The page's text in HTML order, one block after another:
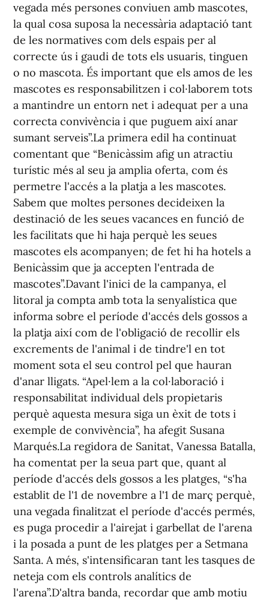
vegada més persones conviuen amb mascotes,
la qual cosa suposa la necessària adaptació tant
de les normatives com dels espais per al
correcte ús i gaudi de tots els usuaris, tinguen
o no mascota. És important que els amos de les
mascotes es responsabilitzen i col·laborem tots
a mantindre un entorn net i adequat per a una
correcta convivència i que puguem així anar
sumant serveis”.La primera edil ha continuat
comentant que “Benicàssim afig un atractiu
turístic més al seu ja amplia oferta, com és
permetre l'accés a la platja a les mascotes.
Sabem que moltes persones decideixen la
destinació de les seues vacances en funció de
les facilitats que hi haja perquè les seues
mascotes els acompanyen; de fet hi ha hotels a
Benicàssim que ja accepten l'entrada de
mascotes”.Davant l'inici de la campanya, el
litoral ja compta amb tota la senyalística que
informa sobre el període d'accés dels gossos a
la platja així com de l'obligació de recollir els
excrements de l'animal i de tindre'l en tot
moment sota el seu control pel que hauran
d'anar lligats. “Apel·lem a la col·laboració i
responsabilitat individual dels propietaris
perquè aquesta mesura siga un èxit de tots i
exemple de convivència”, ha afegit Susana
Marqués.La regidora de Sanitat, Vanessa Batalla,
ha comentat per la seua part que, quant al
període d'accés dels gossos a les platges, “s'ha
establit de l'1 de novembre a l'1 de març perquè,
una vegada finalitzat el període d'accés permés,
es puga procedir a l'airejat i garbellat de l'arena
i la posada a punt de les platges per a Setmana
Santa. A més, s'intensificaran tant les tasques de
neteja com els controls analítics de
l'arena”.D'altra banda, recordar que amb motiu